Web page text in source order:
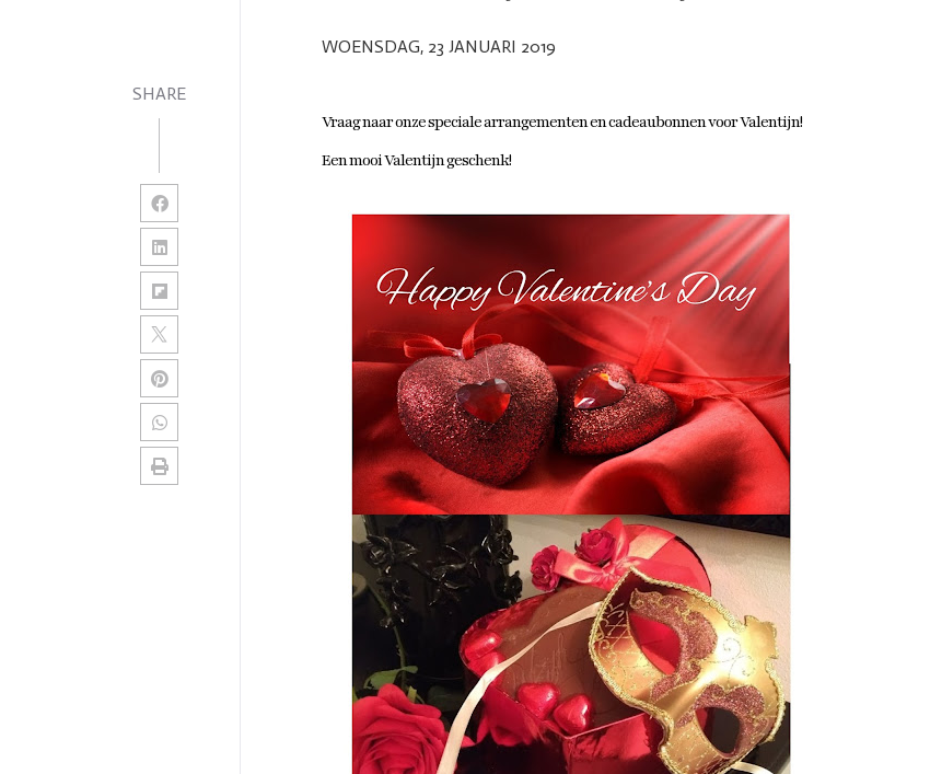
SHARE
WOENSDAG, 23 JANUARI 2019
Vraag naar onze speciale arrangementen en cadeaubonnen voor Valentijn!
Een mooi Valentijn geschenk!